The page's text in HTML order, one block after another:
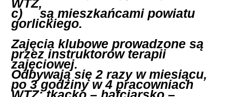
WTZ,
c)	są mieszkańcami powiatu
gorlickiego.
Zajęcia klubowe prowadzone są
przez instruktorów terapii
zajęciowej.
Odbywają się 2 razy w miesiącu,
po 3 godziny w 4 pracowniach